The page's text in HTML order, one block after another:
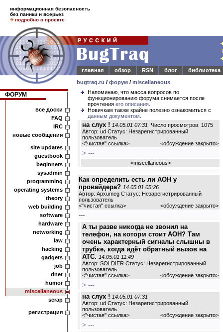
информационная безопасность
без паники и всерьез
подробно о проекте
главная обзор RSN блог
библиотека
bugtraq.ru / форум / miscellaneous
ФОРУМ
все доски
FAQ
IRC
новые сообщения
site updates
guestbook
beginners
sysadmin
programming
operating systems
theory
web building
software
hardware
networking
law
hacking
gadgets
job
dnet
humor
miscellaneous
scrap
регистрация
Напоминаю, что масса вопросов по
функционированию форума снимается после
прочтения его описания
Новичкам также крайне полезно ознакомиться с
данным документом
на слух ! 14.05.01 07:31 Число просмотров: 1075
Автор: ud Статус: Незарегистрированный
пользователь
<"чистая" ссылка> <обсуждение закрыто>
> ---
<miscellaneous>
Как определить есть ли АОН у
провайдера? 14.05.01 05:26
Автор: Apxumeg Статус: Незарегистрированный
пользователь
<"чистая" ссылка> <обсуждение закрыто>
---
А ты разве никогда не звонил на
телефон, на которм стоит АОН? Там
очень характерный сигналы слышны в
трубке, когда идёт обратный вызов на
АТС. 14.05.01 11:49
Автор: SOLDIER Статус: Незарегистрированный
пользователь
<"чистая" ссылка> <обсуждение закрыто>
> ---
на слух ! 14.05.01 07:31
Автор: ud Статус: Незарегистрированный
пользователь
<"чистая" ссылка> <обсуждение закрыто>
> ---